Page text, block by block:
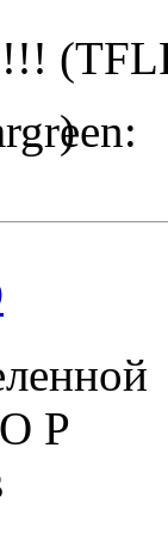
)
Р